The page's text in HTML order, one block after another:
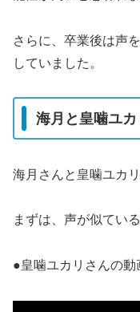
さらに、卒業後は声
していました。
海月と皇噛ユ
海月さんと皇噛ユカ
まずは、声が似てい
●皇噛ユカリさんの動